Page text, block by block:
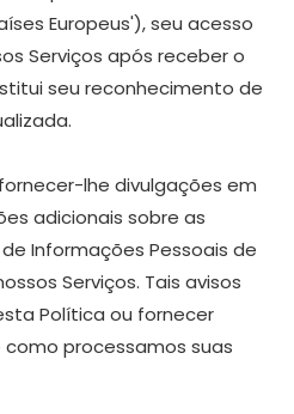
Europeus'), seu acesso
Serviços após receber o
seu reconhecimento de
lhe divulgações em
adicionais sobre as
Informações Pessoais de
Serviços. Tais avisos
Política ou fornecer
processamos suas